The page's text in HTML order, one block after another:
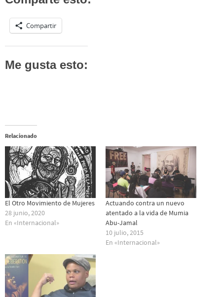
Compartir
Me gusta esto:
Relacionado
El Otro Movimiento de Mujeres
28 junio, 2020
En «Internacional»
Actuando contra un nuevo
atentado a la vida de Mumia
Abu-Jamal
10 julio, 2015
En «Internacional»